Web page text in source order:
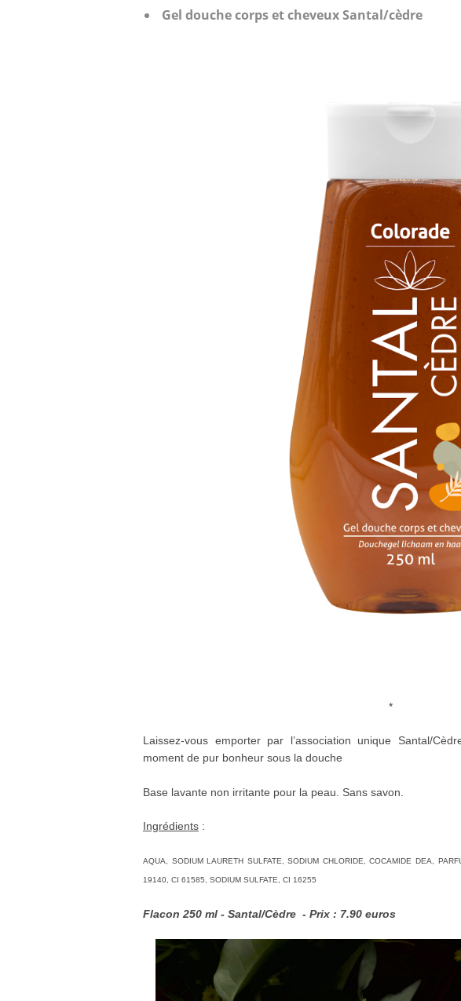
Gel douche corps et cheveux Santal/cèdre
*
Laissez-vous emporter par l’association unique Santal/
moment de pur bonheur sous la douche
Base lavante non irritante pour la peau. Sans savon.
Ingrédients :
AQUA, SODIUM LAURETH SULFATE, SODIUM CHLORIDE, COCAMIDE DEA,
19140, CI 61585, SODIUM SULFATE, CI 16255
Flacon 250 ml - Santal/Cèdre - Prix : 7.90 euros